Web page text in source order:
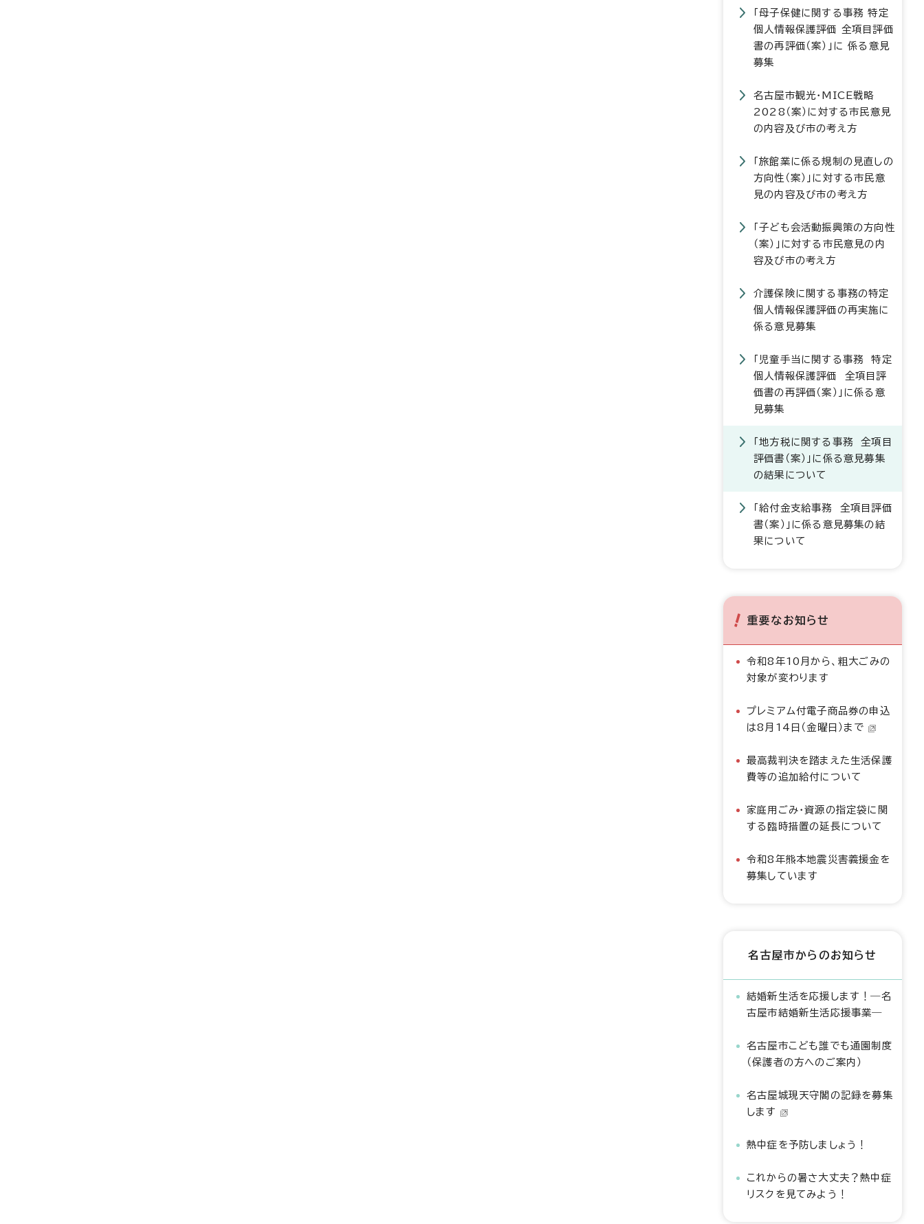
「母子保健に関する事務 特定
個人情報保護評価 全項目評価
書の再評価（案）」に 係る意見
募集
名古屋市観光・MICE戦略
2028（案）に対する市民意見
の内容及び市の考え方
「旅館業に係る規制の見直しの
方向性（案）」に対する市民意
見の内容及び市の考え方
「子ども会活動振興策の方向性
（案）」に対する市民意見の内
容及び市の考え方
介護保険に関する事務の特定
個人情報保護評価の再実施に
係る意見募集
「児童手当に関する事務 特定
個人情報保護評価 全項目評
価書の再評価（案）」に係る意
見募集
「地方税に関する事務 全項目
評価書（案）」に係る意見募集
の結果について
「給付金支給事務 全項目評価
書（案）」に係る意見募集の結
果について
重要なお知らせ
令和8年10月から、粗大ごみの
対象が変わります
プレミアム付電子商品券の申込
は8月14日（金曜日）まで
最高裁判決を踏まえた生活保護
費等の追加給付について
家庭用ごみ・資源の指定袋に関
する臨時措置の延長について
令和8年熊本地震災害義援金を
募集しています
名古屋市からのお知らせ
結婚新生活を応援します！―名
古屋市結婚新生活応援事業―
名古屋市こども誰でも通園制度
（保護者の方へのご案内）
名古屋城現天守閣の記録を募集
します
熱中症を予防しましょう！
これからの暑さ大丈夫？熱中症
リスクを見てみよう！